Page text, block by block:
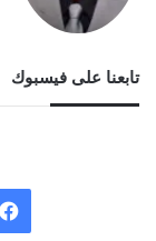
تابعنا على فيسبوك